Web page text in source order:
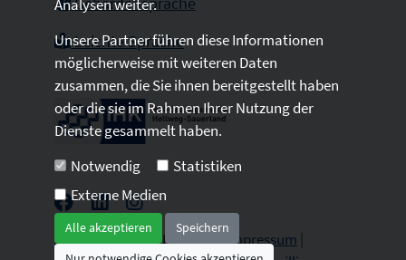
Leichte Sprache
2026 © All Rights Reserved.Impressum
Analysen weiter.
Unsere Partner führen diese Informationen
möglicherweise mit weiteren Daten
zusammen, die Sie ihnen bereitgestellt haben
oder die sie im Rahmen Ihrer Nutzung der
Dienste gesammelt haben.
Notwendig
Statistiken
Externe Medien
Alle akzeptieren
Speichern